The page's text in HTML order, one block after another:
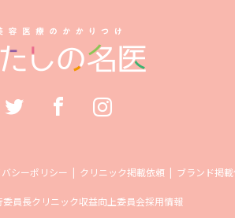
シーポリシー クリニック掲載依頼 ブランド掲
委員長クリニック収益向上委員会採用情報